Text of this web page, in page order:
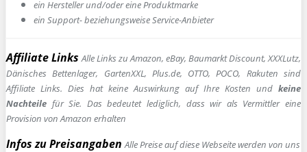
ein Hersteller und/oder eine Produktmarke
ein Support- beziehungsweise Service-Anbieter
Affiliate Links Alle Links zu Amazon, eBay, Baumarkt Discount, XXXLutz,
Dänisches Bettenlager, GartenXXL, Plus.de, OTTO, POCO, Rakuten sind
Affiliate Links. Dies hat keine Auswirkung auf Ihre Kosten und keine
Nachteile für Sie. Das bedeutet lediglich, dass wir als Vermittler eine
Provision von Amazon erhalten
Infos zu Preisangaben Alle Preise auf diese Webseite werden von uns